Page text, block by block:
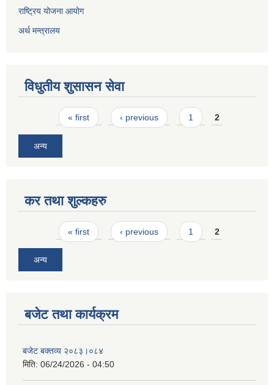
राष्ट्रिय योजना आयोग
अर्थ मन्त्रालय
विधुतीय शुसासन सेवा
Pages« first ‹ previous 1 2
अन्य
कर तथा शुल्कहरु
Pages« first ‹ previous 1 2
अन्य
बजेट तथा कार्यक्रम
बजेट बक्तव्य २०८३।०८४
मिति: 06/24/2026 - 04:50